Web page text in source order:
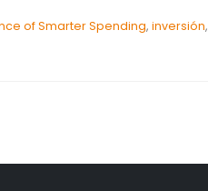
of Smarter Spending, inversión,